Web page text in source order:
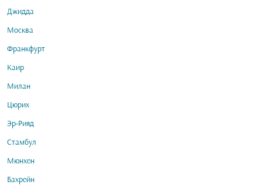
Джидда
Москва
Франкфурт
Каир
Милан
Цюрих
Эр-Рияд
Стамбул
Мюнхен
Бахрейн